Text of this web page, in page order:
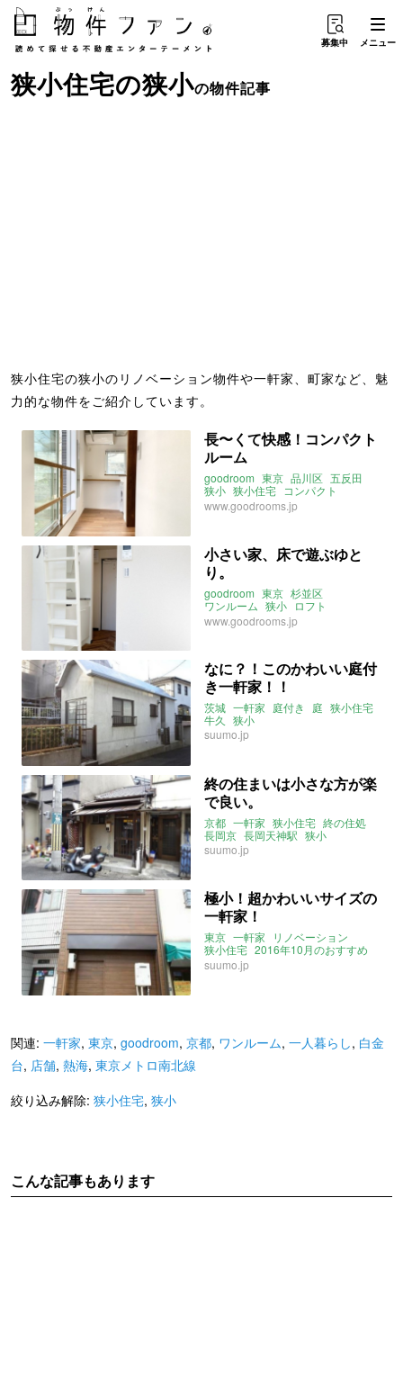
募集中 メニュー
狭小住宅の狭小の物件記事
狭小住宅の狭小のリノベーション物件や一軒家、町家など、魅
力的な物件をご紹介しています。
長〜くて快感！コンパクト
ルーム
goodroom 東京 品川区 五反田
狭小 狭小住宅 コンパクト
一人暮らし ワンルーム
www.goodrooms.jp
小さい家、床で遊ぶゆと
り。
goodroom 東京 杉並区
ワンルーム 狭小 ロフト
ヘリンボーン 畳 一人暮らし
狭小住宅
www.goodrooms.jp
なに？！このかわいい庭付
き一軒家！！
茨城 一軒家 庭付き 庭 狭小住宅
牛久
狭小
suumo.jp
終の住まいは小さな方が楽
で良い。
京都 一軒家 狭小住宅 終の住処
長岡京 長岡天神駅 狭小
suumo.jp
極小！超かわいいサイズの
一軒家！
東京 一軒家
リノベーション
狭小住宅 2016年10月のおすすめ
東京都北区
王子神谷駅
suumo.jp
関連: 一軒家, 東京, goodroom, 京都, ワンルーム, 一人暮らし, 白金
台, 店舗, 熱海, 東京メトロ南北線
絞り込み解除: 狭小住宅, 狭小
こんな記事もあります